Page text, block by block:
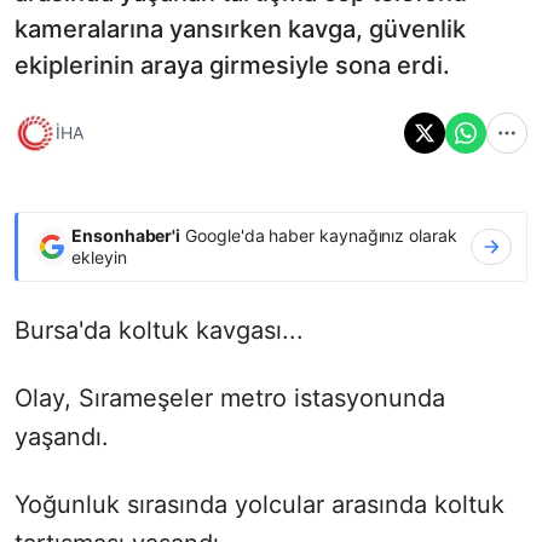
kameralarına yansırken kavga, güvenlik
ekiplerinin araya girmesiyle sona erdi.
İHA
Ensonhaber'i Google'da haber kaynağınız olarak
ekleyin
Bursa'da koltuk kavgası...
Olay, Sırameşeler metro istasyonunda
yaşandı.
Yoğunluk sırasında yolcular arasında koltuk